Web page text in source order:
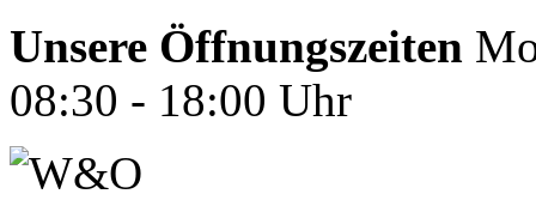
Unsere Öffnungszeiten
08:30 - 18:00 Uhr